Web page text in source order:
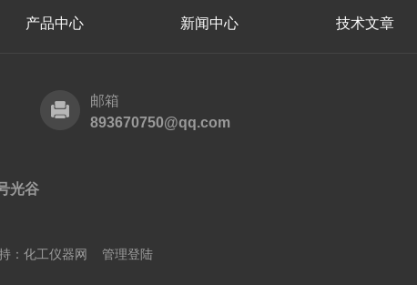
产品中心 新闻中心 技术文章
邮箱
893670750@qq.com
光谷
： 化工仪器网 管理登陆